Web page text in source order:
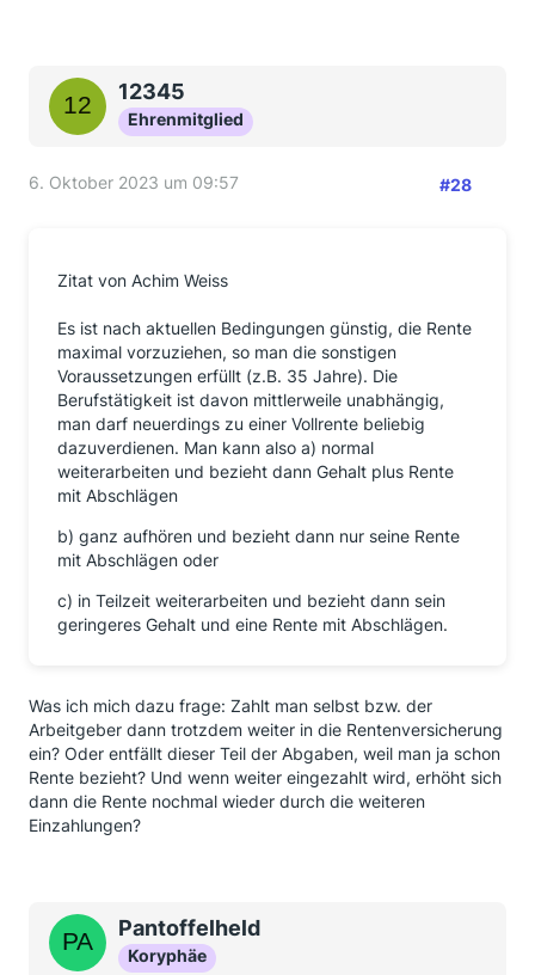
12345
Ehrenmitglied
6. Oktober 2023 um 09:57 #28
Zitat von Achim Weiss
Es ist nach aktuellen Bedingungen günstig, die Rente
maximal vorzuziehen, so man die sonstigen
Voraussetzungen erfüllt (z.B. 35 Jahre). Die
Berufstätigkeit ist davon mittlerweile unabhängig,
man darf neuerdings zu einer Vollrente beliebig
dazuverdienen. Man kann also a) normal
weiterarbeiten und bezieht dann Gehalt plus Rente
mit Abschlägen
b) ganz aufhören und bezieht dann nur seine Rente
mit Abschlägen oder
c) in Teilzeit weiterarbeiten und bezieht dann sein
geringeres Gehalt und eine Rente mit Abschlägen.
Was ich mich dazu frage: Zahlt man selbst bzw. der
Arbeitgeber dann trotzdem weiter in die Rentenversicherung
ein? Oder entfällt dieser Teil der Abgaben, weil man ja schon
Rente bezieht? Und wenn weiter eingezahlt wird, erhöht sich
dann die Rente nochmal wieder durch die weiteren
Einzahlungen?
Pantoffelheld
Koryphäe